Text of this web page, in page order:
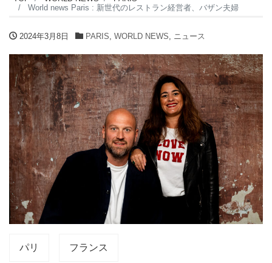
World news Paris : 新世代のレストラン経営者、バザン夫婦
2024年3月8日 PARIS, WORLD NEWS, ニュース
パリ フランス